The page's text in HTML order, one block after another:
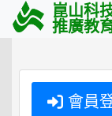
崑山科
推廣教
會員